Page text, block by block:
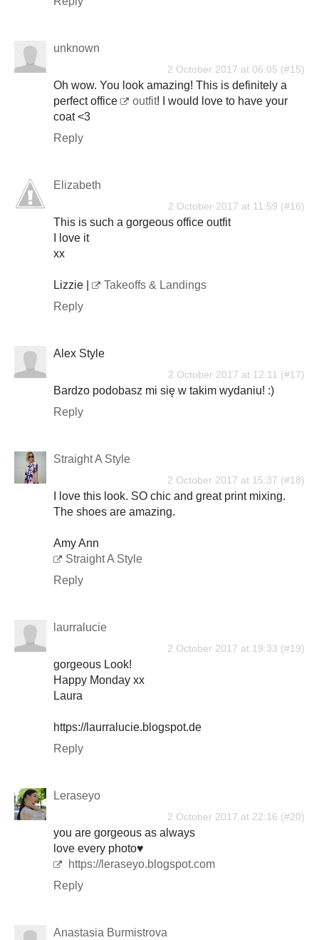
unknown
2 October 2017 at 06:05
Oh wow. You look amazing! This is definitely a
perfect office
outfit! I would love to have your
coat <3
Reply
Elizabeth
2 October 2017 at 11:59
This is such a gorgeous office outfit
I love it
xx
Lizzie |
Takeoffs & Landings
Reply
Alex Style
2 October 2017 at 12:11
Bardzo podobasz mi się w takim wydaniu! :)
Reply
Straight A Style
2 October 2017 at 15:37
I love this look. SO chic and great print mixing.
The shoes are amazing.
Amy Ann
Straight A Style
Reply
laurralucie
2 October 2017 at 19:33
gorgeous Look!
Happy Monday xx
Laura
https://laurralucie.blogspot.de
Reply
Leraseyo
2 October 2017 at 22:16
you are gorgeous as always
love every photo♥
https://leraseyo.blogspot.com
Reply
Anastasia Burmistrova